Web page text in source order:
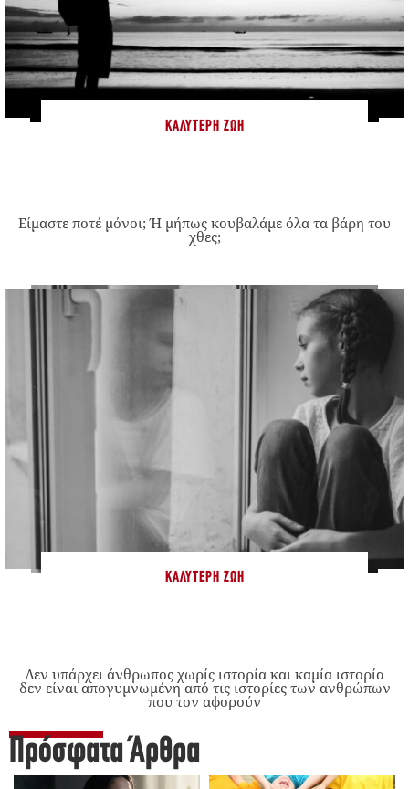
ΚΑΛΎΤΕΡΗ ΖΩΉ
Είμαστε ποτέ μόνοι; Ή μήπως κουβαλάμε όλα τα βάρη του
χθες;
ΚΑΛΎΤΕΡΗ ΖΩΉ
Δεν υπάρχει άνθρωπος χωρίς ιστορία και καμία ιστορία
δεν είναι απογυμνωμένη από τις ιστορίες των ανθρώπων
που τον αφορούν
Πρόσφατα Άρθρα